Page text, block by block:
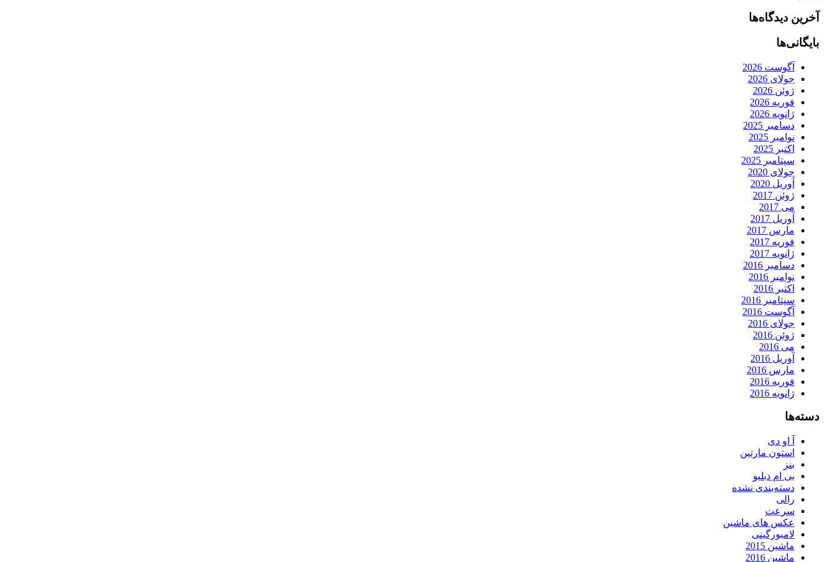
آخرین دیدگاه‌ها
بایگانی‌ها
آگوست 2026
جولای 2026
ژوئن 2026
فوریه 2026
ژانویه 2026
دسامبر 2025
نوامبر 2025
اکتبر 2025
سپتامبر 2025
جولای 2020
آوریل 2020
ژوئن 2017
می 2017
آوریل 2017
مارس 2017
فوریه 2017
ژانویه 2017
دسامبر 2016
نوامبر 2016
اکتبر 2016
سپتامبر 2016
آگوست 2016
جولای 2016
ژوئن 2016
می 2016
آوریل 2016
مارس 2016
فوریه 2016
ژانویه 2016
دسته‌ها
آ او دی
استون مارتین
بنز
بی ام دبلیو
دسته‌بندی نشده
رالی
سرعت
عکس های ماشین
لامبورگینی
ماشین 2015
ماشین 2016